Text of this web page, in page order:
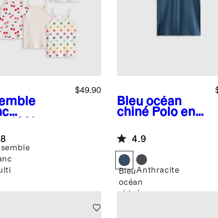
Cami
$49.90
Bleu océan
chiné Polo en
Breeze
4.9
Bleu
océan
chiné
Anthracite